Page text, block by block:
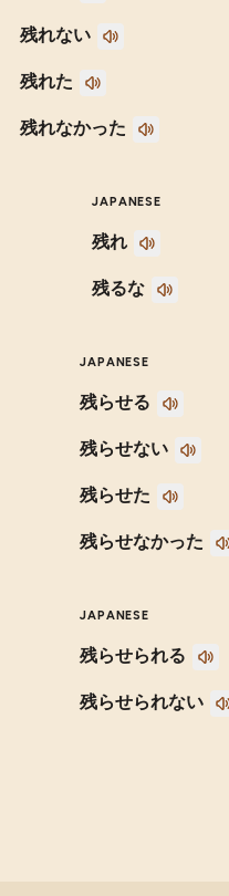
残れない
残れた
残れなかった
JAPANESE
残れ
残るな
JAPANESE
残らせる
残らせない
残らせた
残らせなかった
JAPANESE
残らせられる
残らせられない